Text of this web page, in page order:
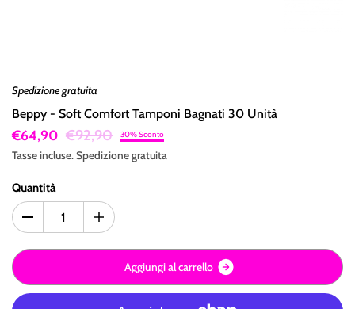
Spedizione gratuita
Beppy - Soft Comfort Tamponi Bagnati 30 Unità
€64,90 €92,90 30% Sconto
Tasse incluse.Spedizionegratuita
Quantità
Aggiungialcarrello